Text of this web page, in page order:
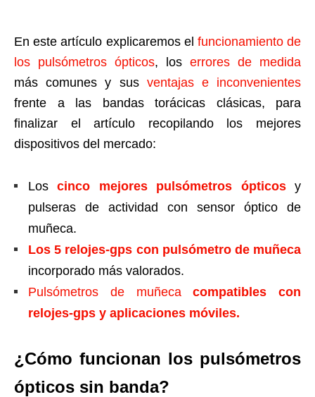
En este artículo explicaremos el funcionamiento de
los pulsómetros ópticos, los errores de medida
más comunes y sus ventajas e inconvenientes
frente a las bandas torácicas clásicas, para
finalizar el artículo recopilando los mejores
dispositivos del mercado:
Los cinco mejores pulsómetros ópticos
y
pulseras de actividad con sensor óptico de
muñeca.
Los 5 relojes-gps con pulsómetro de muñeca
incorporado más valorados.
Pulsómetros de muñecacompatibles con
relojes-gps y aplicaciones móviles.
¿Cómo funcionan los pulsómetros
ópticos sin banda?